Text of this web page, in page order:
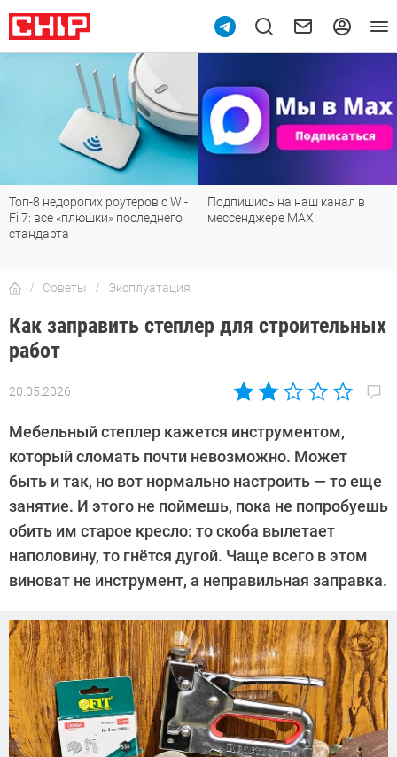
с Wi-
Подпишись на наш канал в
мессенджере МАХ
Рейтинг
лучшие модели
Советы Эксплуатация
Как заправить степлер для строительных
работ
20.05.2026
Автор:
Ивовый
Мебельный степлер кажется инструментом,
который сломать почти невозможно. Может
быть и так, но вот нормально настроить — то еще
занятие. И этого не поймешь, пока не попробуешь
обить им старое кресло: то скоба вылетает
наполовину, то гнётся дугой. Чаще всего в этом
виноват не инструмент, а неправильная заправка.